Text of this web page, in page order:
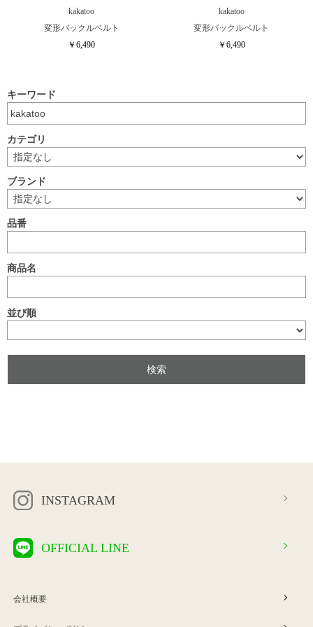
kakatoo
変形バックルベルト
￥6,490
kakatoo
変形バックルベルト
￥6,490
キーワード
カテゴリ
ブランド
品番
商品名
並び順
INSTAGRAM
OFFICIAL LINE
会社概要